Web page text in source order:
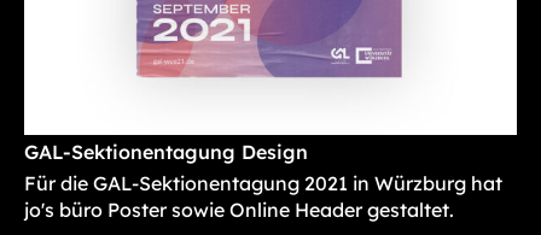
GAL-Sektionentagung Design
Für die GAL-Sektionentagung 2021 in Würzburg hat
jo's büro Poster sowie Online Header gestaltet.